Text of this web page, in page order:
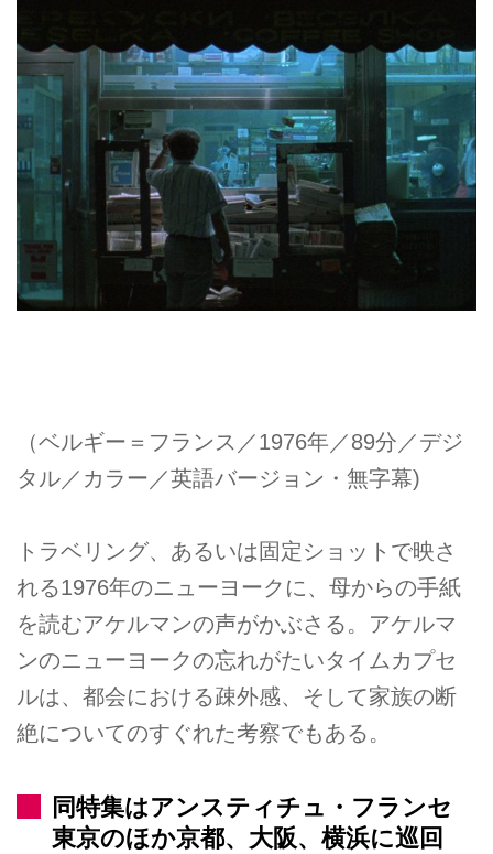
（ベルギー＝フランス／1976年／89分／デジ
タル／カラー／英語バージョン・無字幕)
トラベリング、あるいは固定ショットで映さ
れる1976年のニューヨークに、母からの手紙
を読むアケルマンの声がかぶさる。アケルマ
ンのニューヨークの忘れがたいタイムカプセ
ルは、都会における疎外感、そして家族の断
絶についてのすぐれた考察でもある。
同特集はアンスティチュ・フランセ
東京のほか京都、大阪、横浜に巡回